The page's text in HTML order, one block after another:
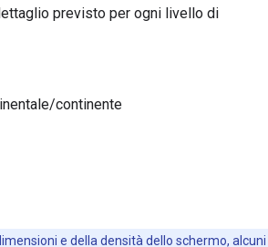
previsto per ogni livello di
continente
e della densità dello schermo, alcuni